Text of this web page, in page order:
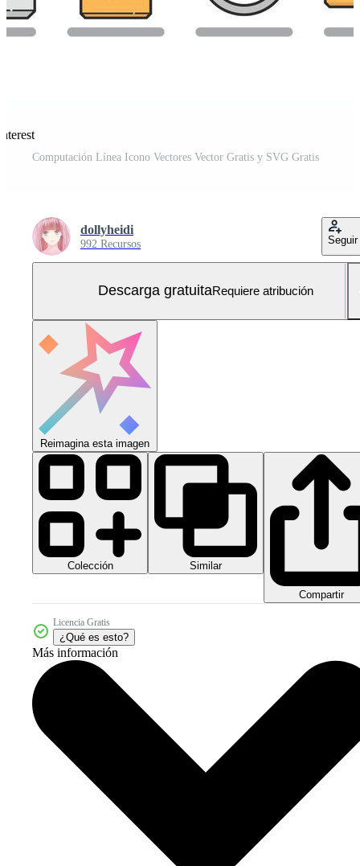
Computación Línea Icono Vectores Vector Gratis y SVG Gratis
dollyheidi
992 Recursos Seguir
Descarga gratuitaRequiere atribución
Reimagina esta imagen
Colección Similar
Compartir
Licencia Gratis
¿Qué es esto?
Más información